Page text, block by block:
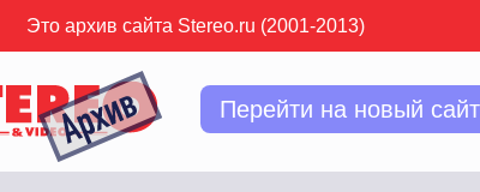
Это архив сайта Stereo.ru (2001-2013)
Перейти на новый сайт